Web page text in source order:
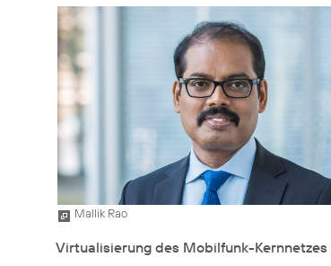
Mallik Rao
Virtualisierung des Mobilfunk-Kernnetzes